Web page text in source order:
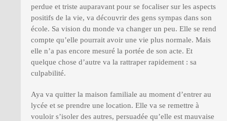
perdue et triste auparavant pour se focaliser sur les aspects
positifs de la vie, va découvrir des gens sympas dans son
école. Sa vision du monde va changer un peu. Elle se rend
compte qu’elle pourrait avoir une vie plus normale. Mais
elle n’a pas encore mesuré la portée de son acte. Et
quelque chose d’autre va la rattraper rapidement : sa
culpabilité.
Aya va quitter la maison familiale au moment d’entrer au
lycée et se prendre une location. Elle va se remettre à
vouloir s’isoler des autres, persuadée qu’elle est mauvaise